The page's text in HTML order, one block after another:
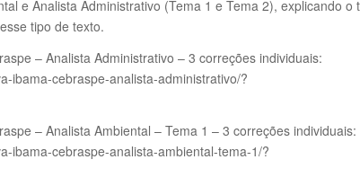
e Analista Administrativo (Tema 1 e Tema 2), explicando o
tipo de texto.
– Analista Administrativo – 3 correções individuais:
ibama-cebraspe-analista-administrativo/?
– Analista Ambiental – Tema 1 – 3 correções individuais:
ibama-cebraspe-analista-ambiental-tema-1/?